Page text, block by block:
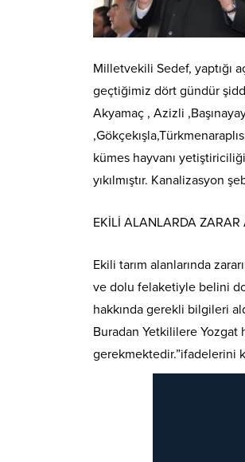
Milletvekili Sedef, yaptığı
geçtiğimiz dört gündür
Akyamaç , Azizli
kümes hayvanı
yıkılmıştır. Kanalizasyon
EKİLİ ALANLARDA
Ekili tarım alanlarında
ve dolu felaketiyle belini
hakkında gerekli bilgileri
Buradan Yetkililere Yozgat
gerekmektedir.”ifadelerini